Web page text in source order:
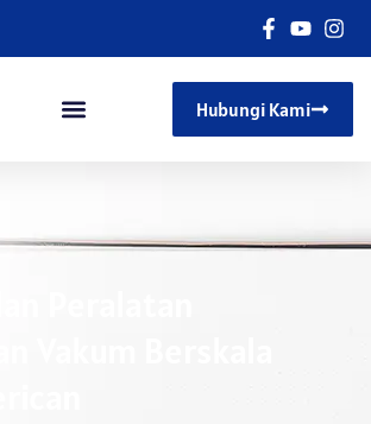
Hubungi Kami
Peralatan
Vakum Berskala